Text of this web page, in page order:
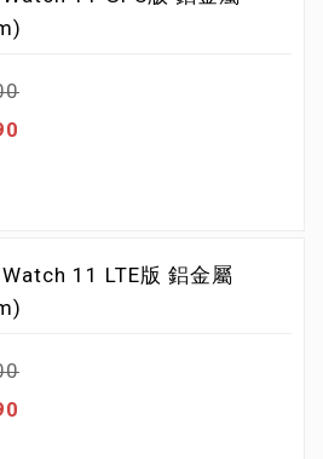
11 LTE版 鋁金屬